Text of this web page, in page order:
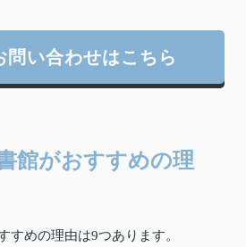
問い合わせはこちら
館がおすすめの理
すめの理由は9つあります。